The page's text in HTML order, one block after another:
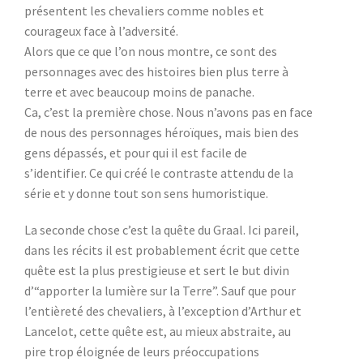
présentent les chevaliers comme nobles et
courageux face à l’adversité.
Alors que ce que l’on nous montre, ce sont des
personnages avec des histoires bien plus terre à
terre et avec beaucoup moins de panache.
Ca, c’est la première chose. Nous n’avons pas en face
de nous des personnages héroïques, mais bien des
gens dépassés, et pour qui il est facile de
s’identifier. Ce qui créé le contraste attendu de la
série et y donne tout son sens humoristique.
La seconde chose c’est la quête du Graal. Ici pareil,
dans les récits il est probablement écrit que cette
quête est la plus prestigieuse et sert le but divin
d’“apporter la lumière sur la Terre”. Sauf que pour
l’entièreté des chevaliers, à l’exception d’Arthur et
Lancelot, cette quête est, au mieux abstraite, au
pire trop éloignée de leurs préoccupations